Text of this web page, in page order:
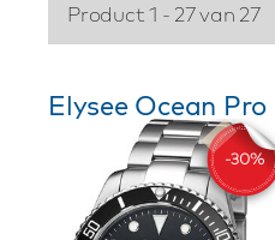
Product 1 - 27 van 27
Elysee Ocean